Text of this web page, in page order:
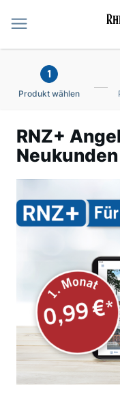
1
Produkt wählen
RNZ+
Neukunden